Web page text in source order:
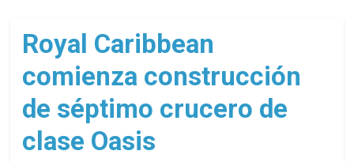
de
cruceros
en
solo
Royal Caribbean
comienza construcción
de séptimo crucero de
clase Oasis